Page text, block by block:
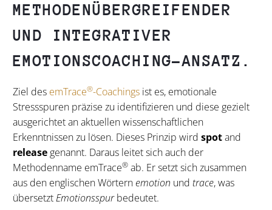
METHODENÜBERGREIFENDER
UND INTEGRATIVER
EMOTIONSCOACHING-ANSATZ.
Ziel des emTrace®-Coachings ist es, emotionale
Stressspuren präzise zu identifizieren und diese gezielt
ausgerichtet an aktuellen wissenschaftlichen
Erkenntnissen zu lösen. Dieses Prinzip wird spotand
release genannt. Daraus leitet sich auch der
Methodenname emTrace® ab. Er setzt sich zusammen
aus den englischen Wörtern emotion und trace, was
übersetztEmotionsspurbedeutet.